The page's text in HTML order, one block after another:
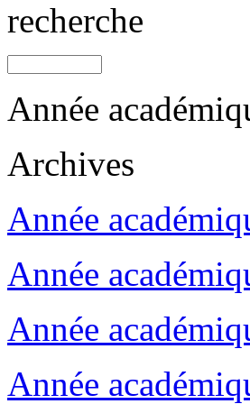
recherche
Année
Archives
Année
Année
Année
Année